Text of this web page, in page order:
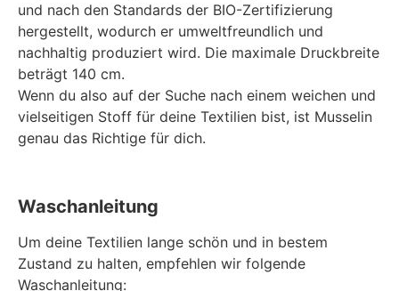
und nach den Standards der BIO-Zertifizierung
hergestellt, wodurch er umweltfreundlich und
nachhaltig produziert wird. Die maximale Druckbreite
beträgt 140 cm.
Wenn du also auf der Suche nach einem weichen und
vielseitigen Stoff für deine Textilien bist, ist Musselin
genau das Richtige für dich.
Waschanleitung
Um deine Textilien lange schön und in bestem
Zustand zu halten, empfehlen wir folgende
Waschanleitung: